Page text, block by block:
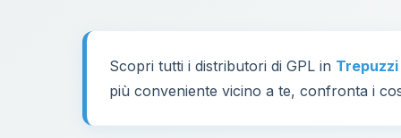
Scopri tutti i distributori di GPL in Trepuzzi
più conveniente vicino a te, confronta i